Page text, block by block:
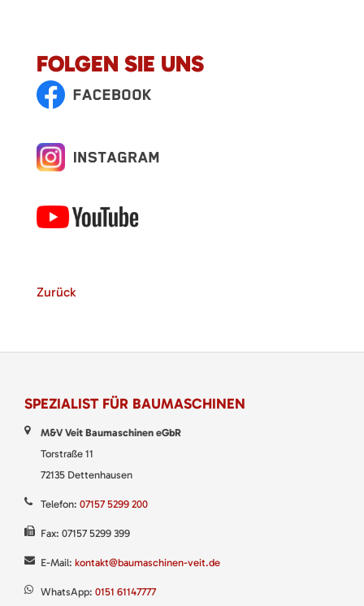
FOLGEN SIE UNS
Zurück
SPEZIALIST FÜR BAUMASCHINEN
M&V Veit Baumaschinen eGbR
Torstraße 11
72135 Dettenhausen
Telefon: 07157 5299 200
Fax: 07157 5299 399
E-Mail: kontakt@baumaschinen-veit.de
WhatsApp: 0151 61147777